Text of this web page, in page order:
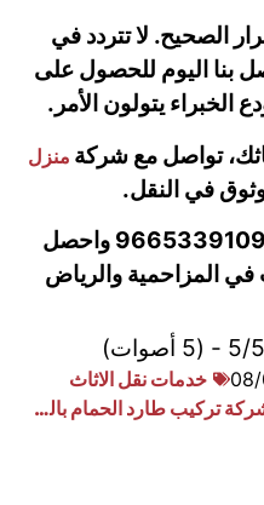
الصحيح. لا تتردد في
بنا اليوم للحصول على
الخبراء يتولون الأمر.
تواصل مع شركة منزل
في النقل.
اتصل الآن على الرقم: 966533910940 واحصل
المزاحمية والرياض
5/5 - (5 أصوات)
خدمات نقل الاثاث
شركة تركيب طارد الحمام بالرياض